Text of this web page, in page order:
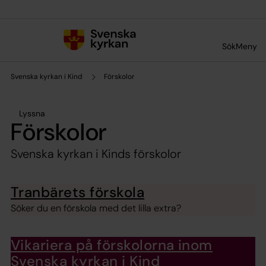
SökMeny
Svenska kyrkan i Kind Förskolor
Lyssna
Förskolor
Svenska kyrkan i Kinds förskolor
Tranbärets förskola
Söker du en förskola med det lilla extra?
Vikariera på förskolorna inom
Svenska kyrkan i Kind